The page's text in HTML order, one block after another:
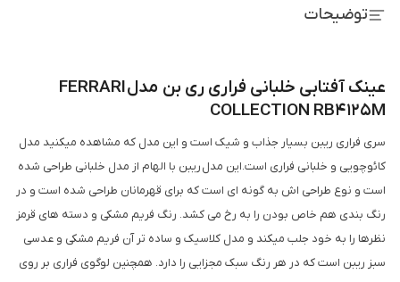
توضیحات
عینک آفتابی خلبانی فراری ری بن مدل FERRARI
COLLECTION RB4125M
سری فراری ریبن بسیار جذاب و شیک است و این مدل که مشاهده میکنید مدل
کائوچویی و خلبانی فراری است.این مدل ریبن با الهام از مدل خلبانی طراحی شده
است و نوع طراحی اش به گونه ای است که برای قهرمانان طراحی شده است و در
رنگ بندی هم خاص بودن را به رخ می کشد. رنگ فریم مشکی و دسته های قرمز
نظرها را به خود جلب میکند و مدل کلاسیک و ساده تر آن فریم مشکی و عدسی
سبز ریبن است که در هر رنگ سبک مجزایی را دارد. همچنین لوگوی فراری بر روی